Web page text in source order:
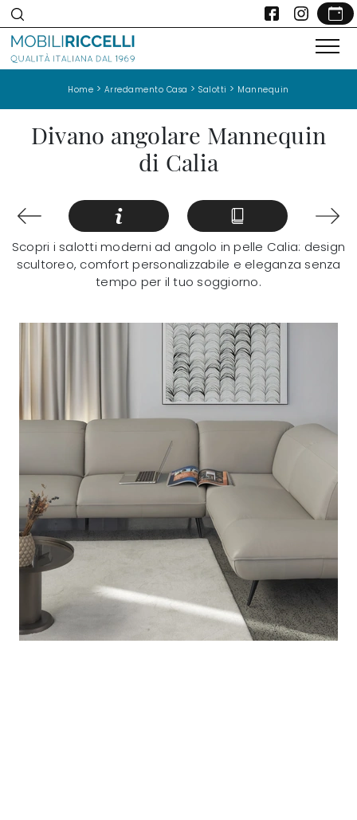
Home > Arredamento Casa >Salotti > Mannequin
Divano angolare Mannequin
di Calia
Scopri i salotti moderni ad angolo in pelle Calia: design
scultoreo, comfort personalizzabile e eleganza senza
tempo per il tuo soggiorno.